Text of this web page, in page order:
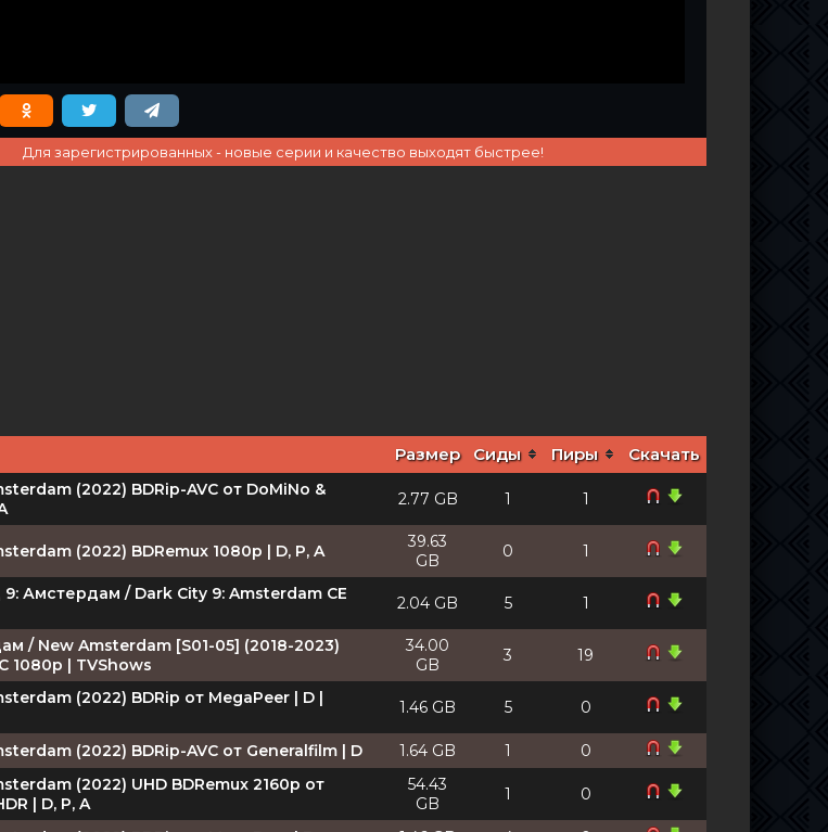
Для зарегистрированных - новые серии и качество выходят быстрее!
Размер Сиды Пиры Скачать
(2022) BDRip-AVC от DoMiNo &
2.77 GB 1 1
(2022) BDRemux 1080p | D, P, A
39.63
GB
0 1
Амстердам / Dark City 9: Amsterdam CE
2.04 GB 5 1
/ New Amsterdam [S01-05] (2018-2023)
1080p | TVShows
34.00
GB
3 19
(2022) BDRip от MegaPeer | D |
1.46 GB 5 0
(2022) BDRip-AVC от Generalfilm | D 1.64 GB 1
0
(2022) UHD BDRemux 2160p от
| D, P, A
54.43
GB
1 0